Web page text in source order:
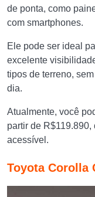
de ponta, como
com smartphones.
Ele pode ser ideal
excelente
tipos de terreno,
dia.
Atualmente, você
partir de
acessível.
Toyota Corolla